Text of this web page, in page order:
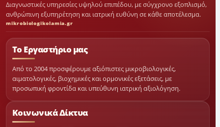
Διαγνωστικές υπηρεσίες υψηλού επιπέδου, με σύγχρονο εξοπλισμό,
ανθρώπινη εξυπηρέτηση και ιατρική ευθύνη σε κάθε αποτέλεσμα.
mikrobiologikolamia.gr
Το Εργαστήριο μας
Από το 2004 προσφέρουμε αξιόπιστες μικροβιολογικές,
αιματολογικές, βιοχημικές και ορμονικές εξετάσεις, με
προσωπική φροντίδα και υπεύθυνη ιατρική αξιολόγηση.
Κοινωνικά Δίκτυα